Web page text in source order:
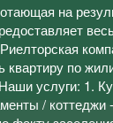
на
по
услуги: 1.
/ коттеджи